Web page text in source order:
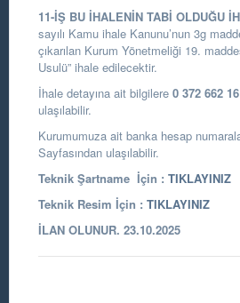
11-İŞ BU İHALENİN TABİ OLDUĞU
sayılı Kamu ihale Kanunu’nun 3g
çıkarılan Kurum Yönetmeliği 19.
Usulü” ihale edilecektir.
İhale detayına ait bilgilere 0 372 662
ulaşılabilir.
Kurumumuza ait banka hesap
Sayfasından ulaşılabilir.
Teknik Şartname İçin : TIKLAYINIZ
Teknik Resim İçin : TIKLAYINIZ
İLAN OLUNUR. 23.10.2025